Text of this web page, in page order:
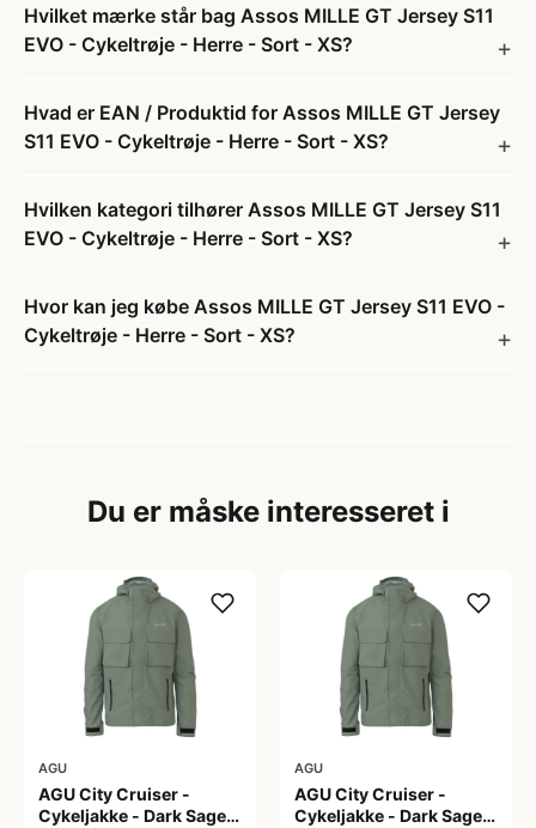
Hvilket mærke står bag Assos MILLE GT Jersey S11
EVO - Cykeltrøje - Herre - Sort - XS?
Hvad er EAN / Produktid for Assos MILLE GT Jersey
S11 EVO - Cykeltrøje - Herre - Sort - XS?
Hvilken kategori tilhører Assos MILLE GT Jersey S11
EVO - Cykeltrøje - Herre - Sort - XS?
Hvor kan jeg købe Assos MILLE GT Jersey S11 EVO -
Cykeltrøje - Herre - Sort - XS?
Du er måske interesseret i
AGU
AGU City Cruiser -
Cykeljakke - Dark Sage -
AGU
AGU City Cruiser -
Cykeljakke - Dark Sage -